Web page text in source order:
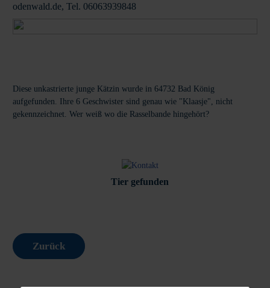
odenwald.de, Tel. 06063939848
Diese unkastrierte junge Kätzin wurde in 64732 Bad König
aufgefunden. Ihre 6 Geschwister sind genau wie "Klaasje", nicht
gekennzeichnet. Wer weiß wo die Rasselbande hingehört?
Tier gefunden
Zurück